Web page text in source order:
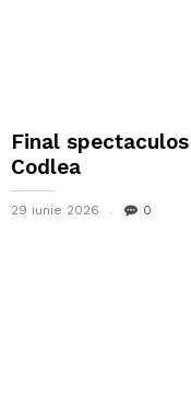
Final
Codlea
29 iunie 2026 0